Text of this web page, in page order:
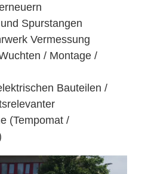
Spurstangen
Vermessung
/ Montage /
Bauteilen /
(Tempomat /